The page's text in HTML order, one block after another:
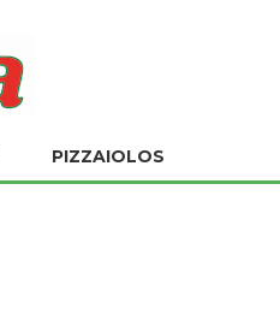
PIZZAIOLOS